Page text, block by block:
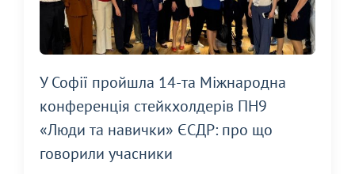
У Софії пройшла 14-та Міжнародна
конференція стейкхолдерів ПН9
«Люди та навички» ЄСДР: про що
говорили учасники